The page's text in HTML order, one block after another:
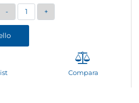
Quantità
Compara